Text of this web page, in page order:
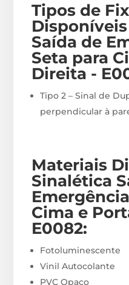
Tipos de
Disponíveis
Saída de
Seta para
Direita -
Tipo 2 – Sinal de
perpendicular à
Materiais
Sinalética
Cima e
E0082:
Fotoluminescente
Vinil Autocolante
PVC Opaco